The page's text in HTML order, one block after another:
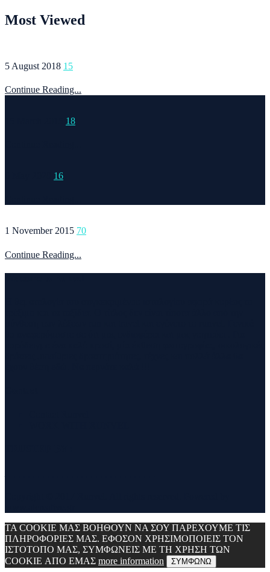
Most Viewed
5 August 2018 15
Continue Reading...
18
16
1 November 2015 70
Continue Reading...
ΤΑ COOKIE ΜΑΣ ΒΟΗΘΟΥΝ ΝΑ ΣΟΥ ΠΑΡΕΧΟΥΜΕ ΤΙΣ
ΠΛΗΡΟΦΟΡΙΕΣ ΜΑΣ. ΕΦΟΣΟΝ ΧΡΗΣΙΜΟΠΟΙΕΙΣ ΤΟΝ
ΙΣΤΟΤΟΠΟ ΜΑΣ, ΣΥΜΦΩΝΕΙΣ ΜΕ ΤΗ ΧΡΗΣΗ ΤΩΝ
COOKIE ΑΠΟ ΕΜΑΣ more information ΣΥΜΦΩΝΩ